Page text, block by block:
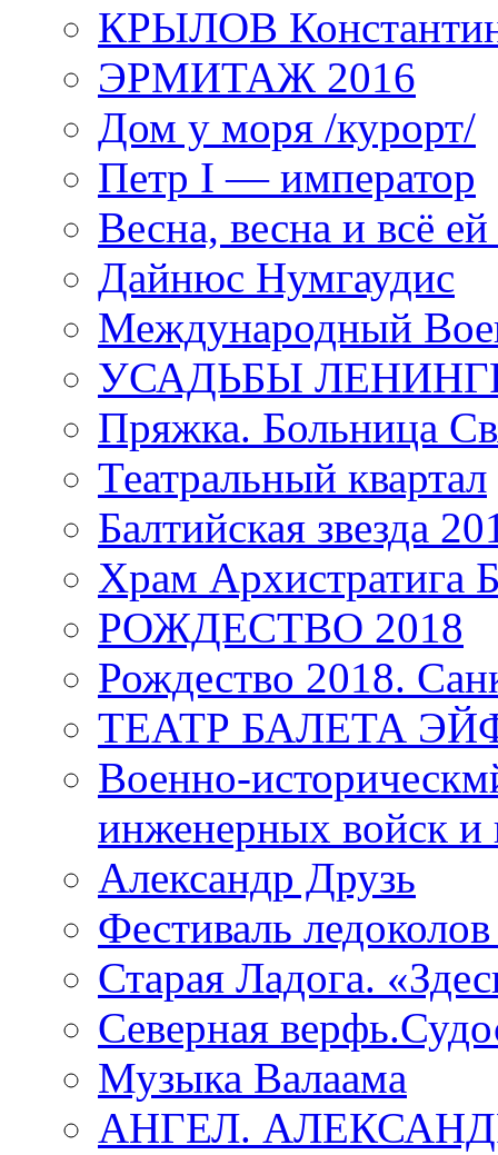
КРЫЛОВ
ЭРМИТАЖ 2016
Дом у моря /курорт/
Петр I — император
Весна, весна и всё
Дайнюс Нумгаудис
Международный
УСАДЬБЫ
Пряжка. Больница
Театральный квартал
Балтийская звезда
Храм
РОЖДЕСТВО 2018
Рождество 2018.
ТЕАТР БАЛЕТА
Военно-
инженерных войск и
Александр Друзь
Фестиваль
Старая Ладога.
Северная
Музыка Валаама
АНГЕЛ.